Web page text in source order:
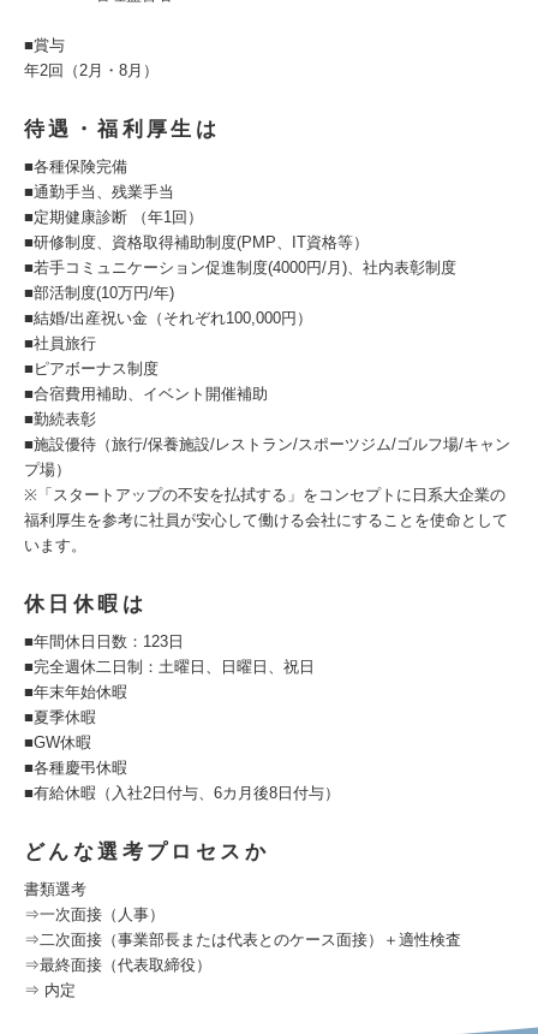
■賞与
年2回（2月・8月）
待遇・福利厚生は
■各種保険完備
■通勤手当、残業手当
■定期健康診断 （年1回）
■研修制度、資格取得補助制度(PMP、IT資格等）
■若手コミュニケーション促進制度(4000円/月)、社内表彰制度
■部活制度(10万円/年)
■結婚/出産祝い金（それぞれ100,000円）
■社員旅行
■ピアボーナス制度
■合宿費用補助、イベント開催補助
■勤続表彰
■施設優待（旅行/保養施設/レストラン/スポーツジム/ゴルフ場/キャン
プ場）
※「スタートアップの不安を払拭する」をコンセプトに日系大企業の
福利厚生を参考に社員が安心して働ける会社にすることを使命として
います。
休日休暇は
■年間休日日数：123日
■完全週休二日制：土曜日、日曜日、祝日
■年末年始休暇
■夏季休暇
■GW休暇
■各種慶弔休暇
■有給休暇（入社2日付与、6カ月後8日付与）
どんな選考プロセスか
書類選考
⇒一次面接（人事）
⇒二次面接（事業部長または代表とのケース面接）＋適性検査
⇒最終面接（代表取締役）
⇒ 内定